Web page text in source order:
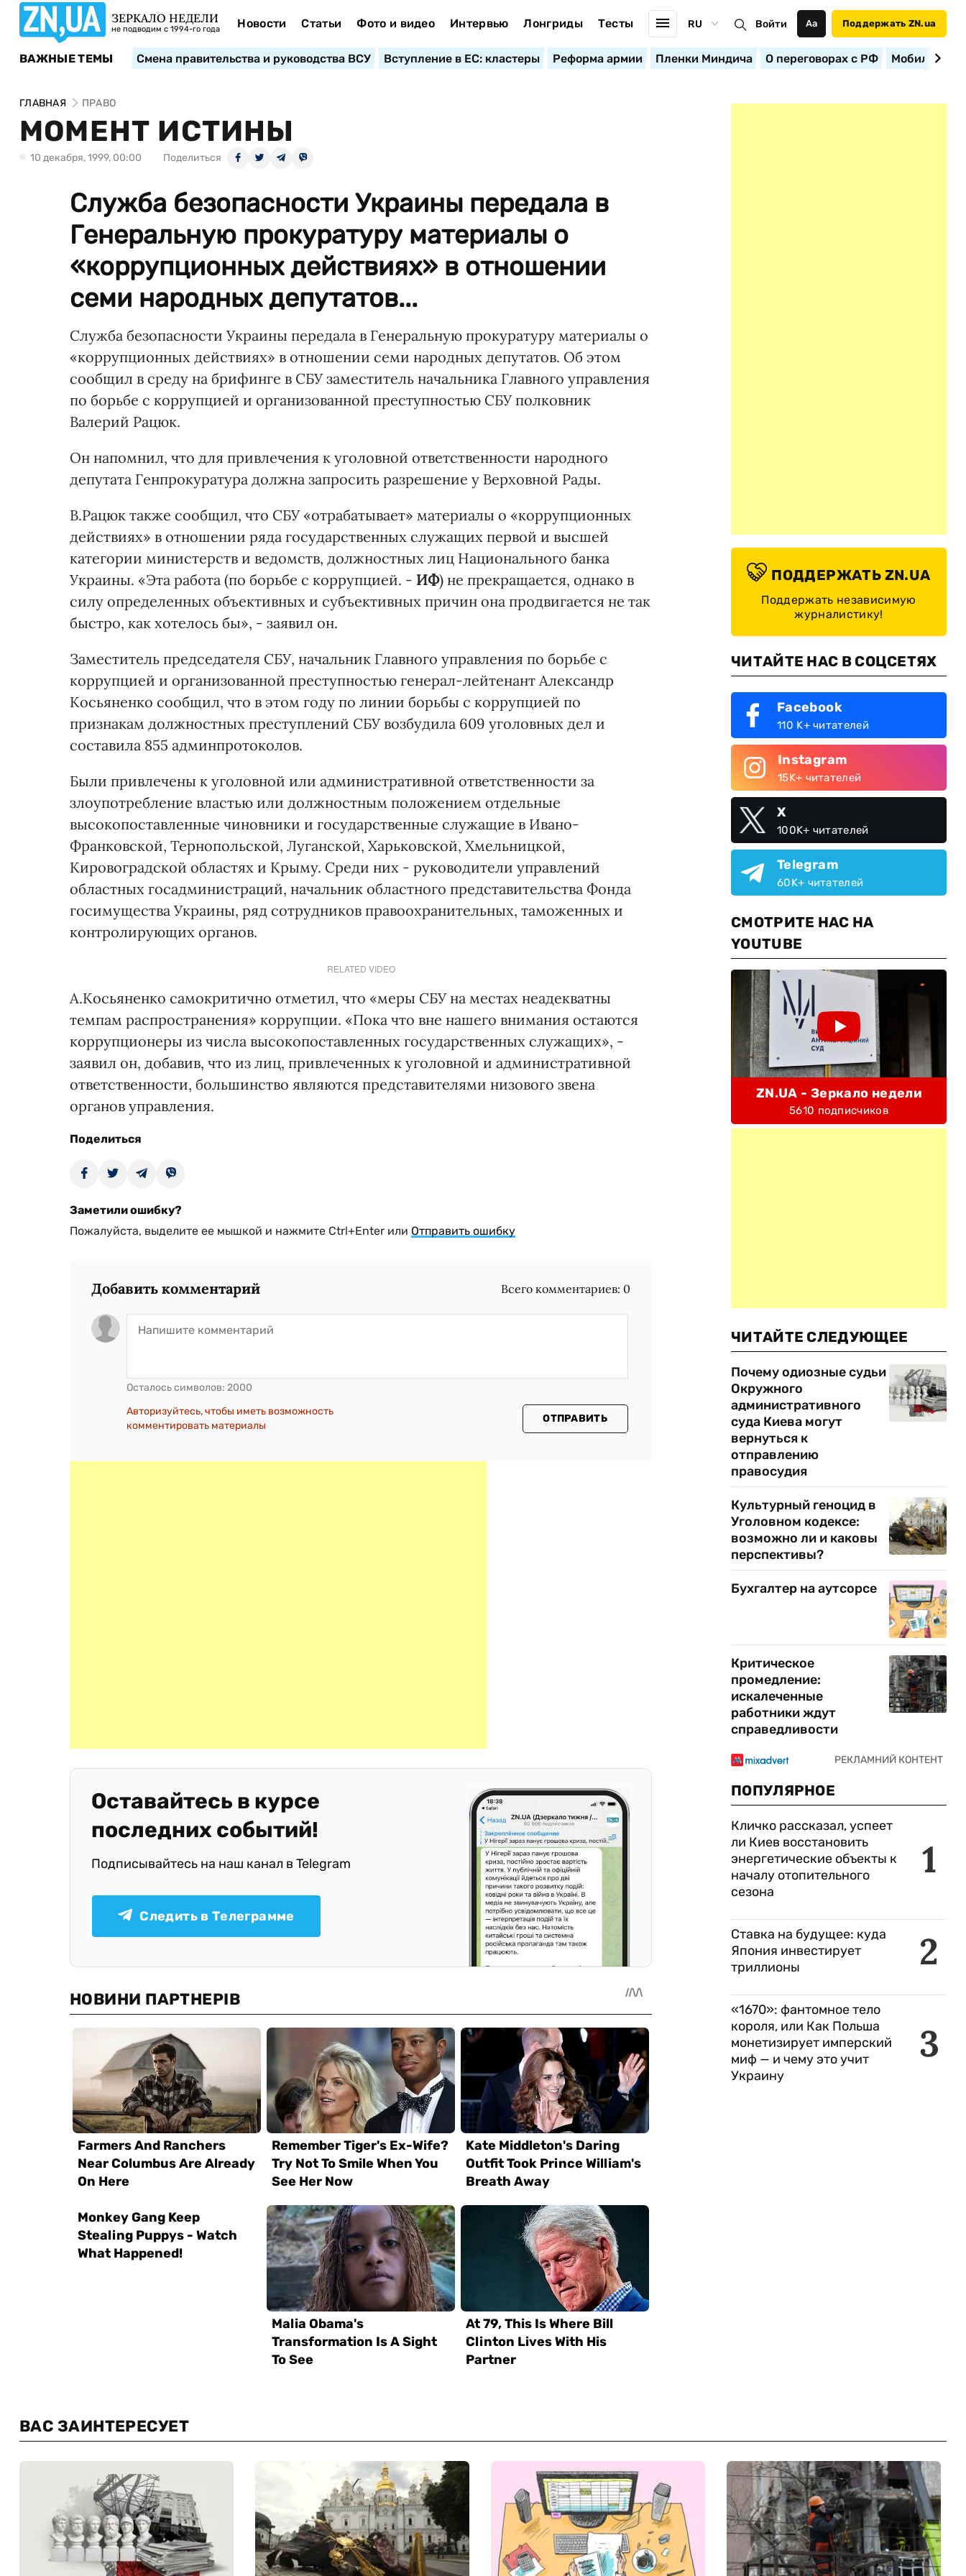
ЗЕРКАЛО НЕДЕЛИ
не подводим с 1994-го года Новости Статьи Фото и видео Интервью Лонгриды Тесты RU Войти Аа Поддержать ZN.ua
ВАЖНЫЕ ТЕМЫ Смена правительства и руководства ВСУ Вступление в ЕС: кластеры Реформа армии Пленки Миндича О переговорах с РФ
ГЛАВНАЯ ПРАВО
МОМЕНТ ИСТИНЫ
10 декабря, 1999, 00:00 Поделиться
Служба безопасности Украины передала в
Генеральную прокуратуру материалы о
«коррупционных действиях» в отношении
семи народных депутатов...
Служба безопасности Украины передала в Генеральную прокуратуру материалы о
«коррупционных действиях» в отношении семи народных депутатов. Об этом
сообщил в среду на брифинге в СБУ заместитель начальника Главного управления
по борьбе с коррупцией и организованной преступностью СБУ полковник
Валерий Рацюк.
Он напомнил, что для привлечения к уголовной ответственности народного
депутата Генпрокуратура должна запросить разрешение у Верховной Рады.
В.Рацюк также сообщил, что СБУ «отрабатывает» материалы о «коррупционных
действиях» в отношении ряда государственных служащих первой и высшей
категории министерств и ведомств, должностных лиц Национального банка
Украины. «Эта работа (по борьбе с коррупцией. - ИФ) не прекращается, однако в
силу определенных объективных и субъективных причин она продвигается не так
быстро, как хотелось бы», - заявил он.
Заместитель председателя СБУ, начальник Главного управления по борьбе с
коррупцией и организованной преступностью генерал-лейтенант Александр
Косьяненко сообщил, что в этом году по линии борьбы с коррупцией по
признакам должностных преступлений СБУ возбудила 609 уголовных дел и
составила 855 админпротоколов.
Были привлечены к уголовной или административной ответственности за
злоупотребление властью или должностным положением отдельные
высокопоставленные чиновники и государственные служащие в Ивано-
Франковской, Тернопольской, Луганской, Харьковской, Хмельницкой,
Кировоградской областях и Крыму. Среди них - руководители управлений
областных госадминистраций, начальник областного представительства Фонда
госимущества Украины, ряд сотрудников правоохранительных, таможенных и
контролирующих органов.
RELATED VIDEO
А.Косьяненко самокритично отметил, что «меры СБУ на местах неадекватны
темпам распространения» коррупции. «Пока что вне нашего внимания остаются
коррупционеры из числа высокопоставленных государственных служащих», -
заявил он, добавив, что из лиц, привлеченных к уголовной и административной
ответственности, большинство являются представителями низового звена
органов управления.
Поделиться
Заметили ошибку?
Пожалуйста, выделите ее мышкой и нажмите Ctrl+Enter или Отправить ошибку
Добавить комментарий Всего комментариев: 0
Осталось символов: 2000
Авторизуйтесь, чтобы иметь возможность
комментировать материалы
ОТПРАВИТЬ
Оставайтесь в курсе
последних событий!
Подписывайтесь на наш канал в Telegram
Следить в Телеграмме
ПОДДЕРЖАТЬ ZN.UA
Поддержать независимую
журналистику!
ЧИТАЙТЕ НАС В СОЦСЕТЯХ
Facebook
110 K+ читателей
Instagram
15K+ читателей
X
100K+ читателей
Telegram
60K+ читателей
СМОТРИТЕ НАС НА
YOUTUBE
ZN.UA - Зеркало недели
5610 подписчиков
ЧИТАЙТЕ СЛЕДУЮЩЕЕ
Почему одиозные судьи
Окружного
административного
суда Киева могут
вернуться к
отправлению
правосудия
Культурный геноцид в
Уголовном кодексе:
возможно ли и каковы
перспективы?
Бухгалтер на аутсорсе
Критическое
промедление:
искалеченные
работники ждут
справедливости
ПОПУЛЯРНОЕ
1
Кличко рассказал, успеет
ли Киев восстановить
энергетические объекты к
началу отопительного
сезона
2
Ставка на будущее: куда
Япония инвестирует
триллионы
3
«1670»: фантомное тело
короля, или Как Польша
монетизирует имперский
миф — и чему это учит
Украину
ВАС ЗАИНТЕРЕСУЕТ